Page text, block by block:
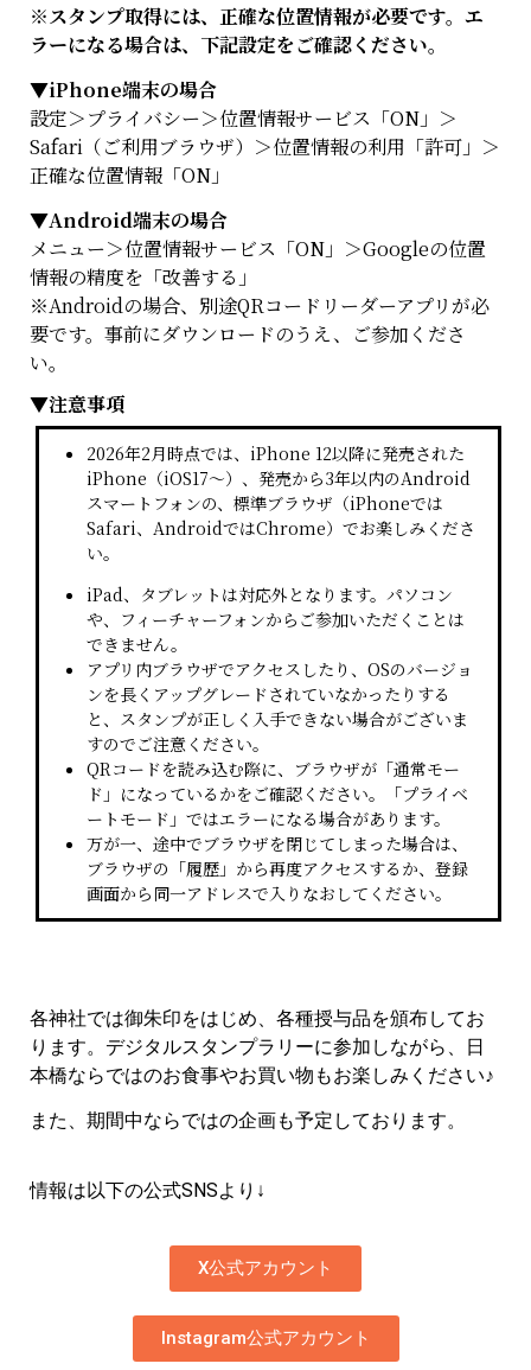
※スタンプ取得には、正確な位置情報が必要です。エ
ラーになる場合は、下記設定をご確認ください。
▼iPhone端末の場合
設定＞プライバシー＞位置情報サービス「ON」＞
Safari（ご利用ブラウザ）＞位置情報の利用「許可」＞
正確な位置情報「ON」
▼Android端末の場合
メニュー＞位置情報サービス「ON」＞Googleの位置
情報の精度を「改善する」
※Androidの場合、別途QRコードリーダーアプリが必
要です。事前にダウンロードのうえ、ご参加くださ
い。
▼注意事項
2026年2月時点では、iPhone 12以降に発売された
iPhone（iOS17～）、発売から3年以内のAndroid
スマートフォンの、標準ブラウザ（iPhoneでは
Safari、AndroidではChrome）でお楽しみくださ
い。
iPad、タブレットは対応外となります。パソコン
や、フィーチャーフォンからご参加いただくことは
できません。
アプリ内ブラウザでアクセスしたり、OSのバージョ
ンを長くアップグレードされていなかったりする
と、スタンプが正しく入手できない場合がございま
すのでご注意ください。
QRコードを読み込む際に、ブラウザが「通常モー
ド」になっているかをご確認ください。「プライベ
ートモード」ではエラーになる場合があります。
万が一、途中でブラウザを閉じてしまった場合は、
ブラウザの「履歴」から再度アクセスするか、登録
画面から同一アドレスで入りなおしてください。
各神社では御朱印をはじめ、各種授与品を頒布してお
ります。デジタルスタンプラリーに参加しながら、日
本橋ならではのお食事やお買い物もお楽しみください♪
また、期間中ならではの企画も予定しております。
情報は以下の公式SNSより↓
X公式アカウント
Instagram公式アカウント